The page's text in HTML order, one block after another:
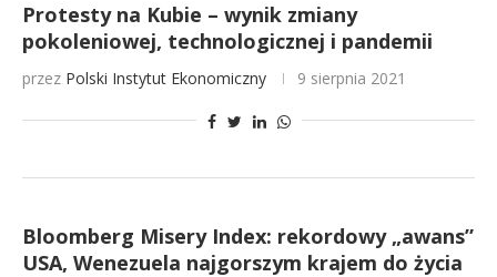
Protesty na Kubie – wynik zmiany
pokoleniowej, technologicznej i pandemii
przez Polski Instytut Ekonomiczny 9 sierpnia 2021
Bloomberg Misery Index: rekordowy „awans”
USA, Wenezuela najgorszym krajem do życia